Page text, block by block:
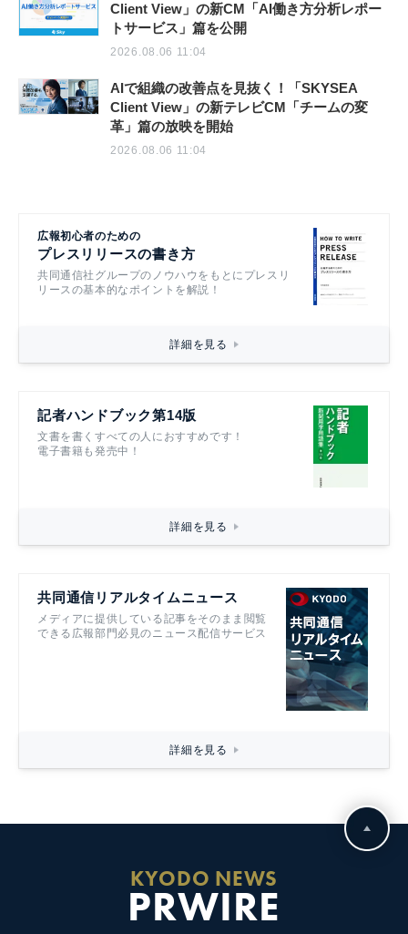
Client View」の新CM「AI働き方分析レポー
トサービス」篇を公開
2026.08.06 11:04
AIで組織の改善点を見抜く！「SKYSEA
Client View」の新テレビCM「チームの変
革」篇の放映を開始
2026.08.06 11:04
広報初心者のための
プレスリリースの書き方
共同通信社グループのノウハウをもとにプレスリ
リースの基本的なポイントを解説！
詳細を見る
記者ハンドブック第14版
文書を書くすべての人におすすめです！
電子書籍も発売中！
詳細を見る
共同通信リアルタイムニュース
メディアに提供している記事をそのまま閲覧
できる広報部門必見のニュース配信サービス
詳細を見る
KYODO NEWS
PRWIRE